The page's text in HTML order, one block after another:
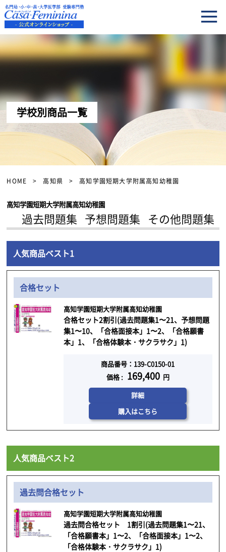
学校別商品一覧
HOME 高知県 高知学園短期大学附属高知幼稚園
高知学園短期大学附属高知幼稚園
過去問題集 予想問題集 その他問題集
人気商品ベスト1
合格セット
高知学園短期大学附属高知幼稚園
合格セット2割引(過去問題集1〜21、予想問題
集1〜10、「合格面接本」1〜2、「合格願書
本」1、「合格体験本・サクラサク」1)
商品番号：139-C0150-01
価格 : 169,400 円
詳細
購入はこちら
人気商品ベスト2
過去問合格セット
高知学園短期大学附属高知幼稚園
過去問合格セット 1割引(過去問題集1〜21、
「合格願書本」1〜2、「合格面接本」1〜2、
「合格体験本・サクラサク」1)